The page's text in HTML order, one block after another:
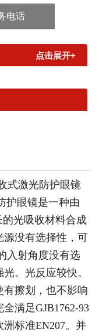
电话
点击展开+
式激光防护眼镜
护眼镜是一种由
光吸收材料合成
源没有选择性，可
入射角度没有选
。光反应较快。
有擦划，也不影响
满足GJB1762-93
洲标准EN207。并